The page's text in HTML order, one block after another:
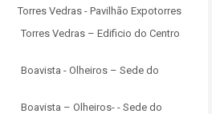
Vedras - Pavilhão Expotorres
Vedras – Edificio do Centro
- Olheiros – Sede do
– Olheiros- - Sede do